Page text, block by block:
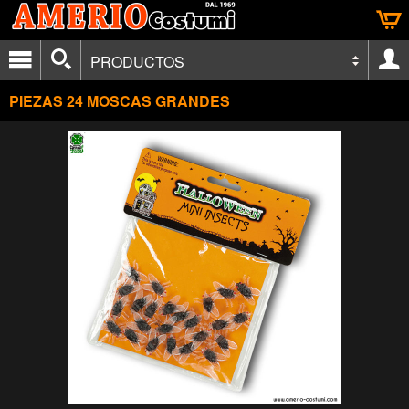
PRODUCTOS
PIEZAS 24 MOSCAS GRANDES